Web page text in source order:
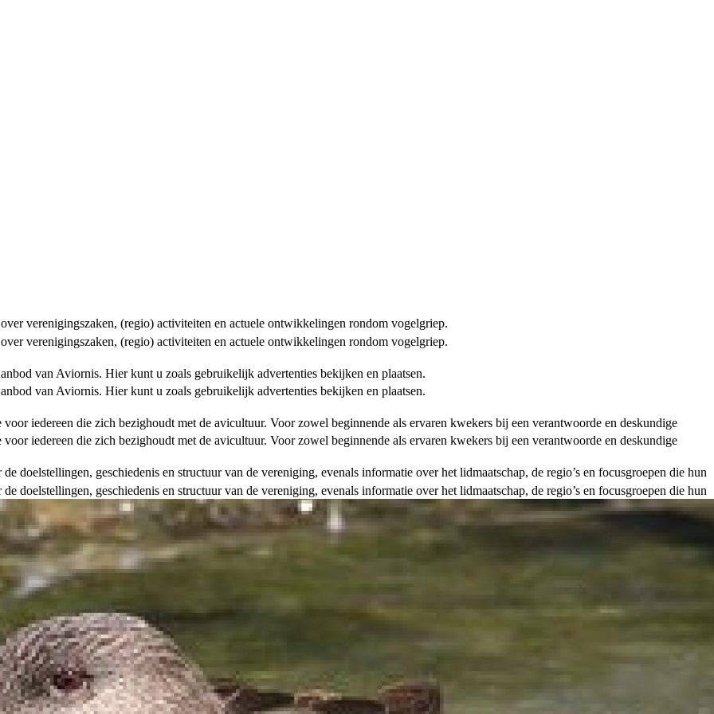
verenigingszaken, (regio) activiteiten en actuele ontwikkelingen rondom vogelgriep.
verenigingszaken, (regio) activiteiten en actuele ontwikkelingen rondom vogelgriep.
van Aviornis. Hier kunt u zoals gebruikelijk advertenties bekijken en plaatsen.
van Aviornis. Hier kunt u zoals gebruikelijk advertenties bekijken en plaatsen.
iedereen die zich bezighoudt met de avicultuur. Voor zowel beginnende als ervaren kwekers bij een verantwoorde en deskundige
iedereen die zich bezighoudt met de avicultuur. Voor zowel beginnende als ervaren kwekers bij een verantwoorde en deskundige
doelstellingen, geschiedenis en structuur van de vereniging, evenals informatie over het lidmaatschap, de regio’s en focusgroepen die hun
doelstellingen, geschiedenis en structuur van de vereniging, evenals informatie over het lidmaatschap, de regio’s en focusgroepen die hun